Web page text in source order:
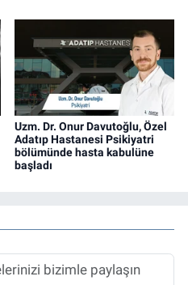
Uzm. Dr. Onur Davutoğlu, Özel
Adatıp Hastanesi Psikiyatri
bölümünde hasta kabulüne
başladı